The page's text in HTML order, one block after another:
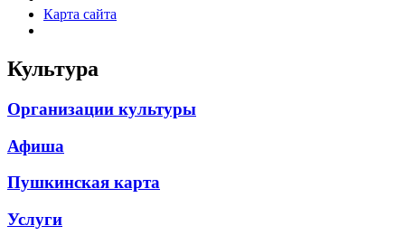
Карта сайта
Культура
Организации культуры
Афиша
Пушкинская карта
Услуги